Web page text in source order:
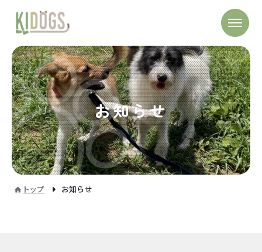
お知らせ
トップ お知らせ